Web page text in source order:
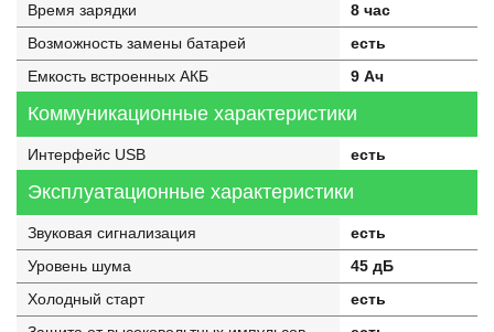
Время зарядки
8 час
Возможность замены батарей
есть
Емкость встроенных АКБ
9 Ач
Коммуникационные характеристики
Интерфейс USB есть
Эксплуатационные характеристики
Звуковая сигнализация
есть
Уровень шума
45 дБ
Холодный старт
есть